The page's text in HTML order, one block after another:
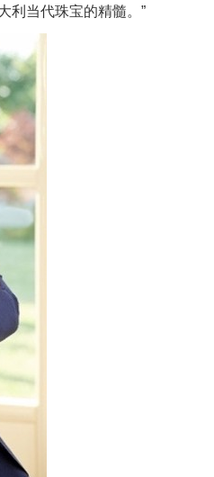
利当代珠宝的精髓。”